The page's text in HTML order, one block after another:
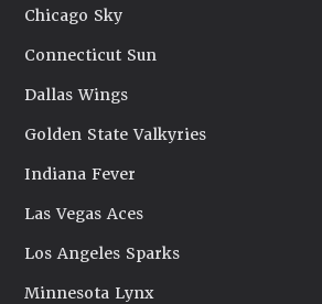
Chicago Sky
Connecticut Sun
Dallas Wings
Golden State Valkyries
Indiana Fever
Las Vegas Aces
Los Angeles Sparks
Minnesota Lynx